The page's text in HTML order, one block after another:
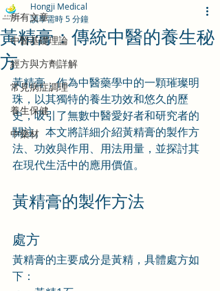
所有文章
中醫基礎理論
經方與方劑詳解
常見病症調理
養生保健
中藥材
黃精膏：傳統中醫的養生秘
方
Hongji Medical
讀畢需時 5 分鐘
黃精膏，作為中醫藥學中的一顆璀璨明
珠，以其獨特的養生功效和悠久的歷
史，吸引了無數中醫愛好者和研究者的
關注。本文將詳細介紹黃精膏的製作方
法、功效與作用、用法用量，並探討其
在現代生活中的應用價值。
黃精膏的製作方法
處方
黃精膏的主要成分是黃精，具體處方如
下：